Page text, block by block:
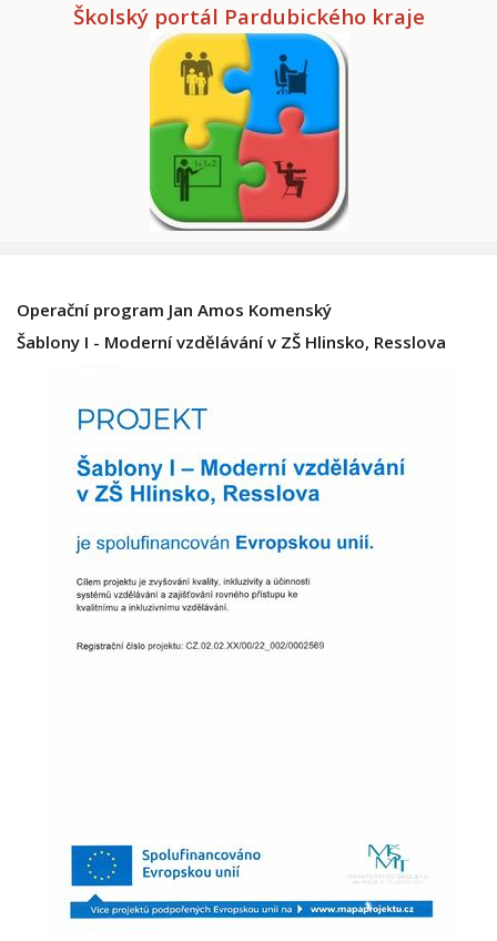
Školský portál Pardubického kraje
Operační program Jan Amos Komenský
Šablony I - Moderní vzdělávání v ZŠ Hlinsko, Resslova